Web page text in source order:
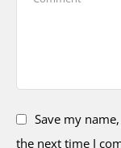
Save my
the next time I